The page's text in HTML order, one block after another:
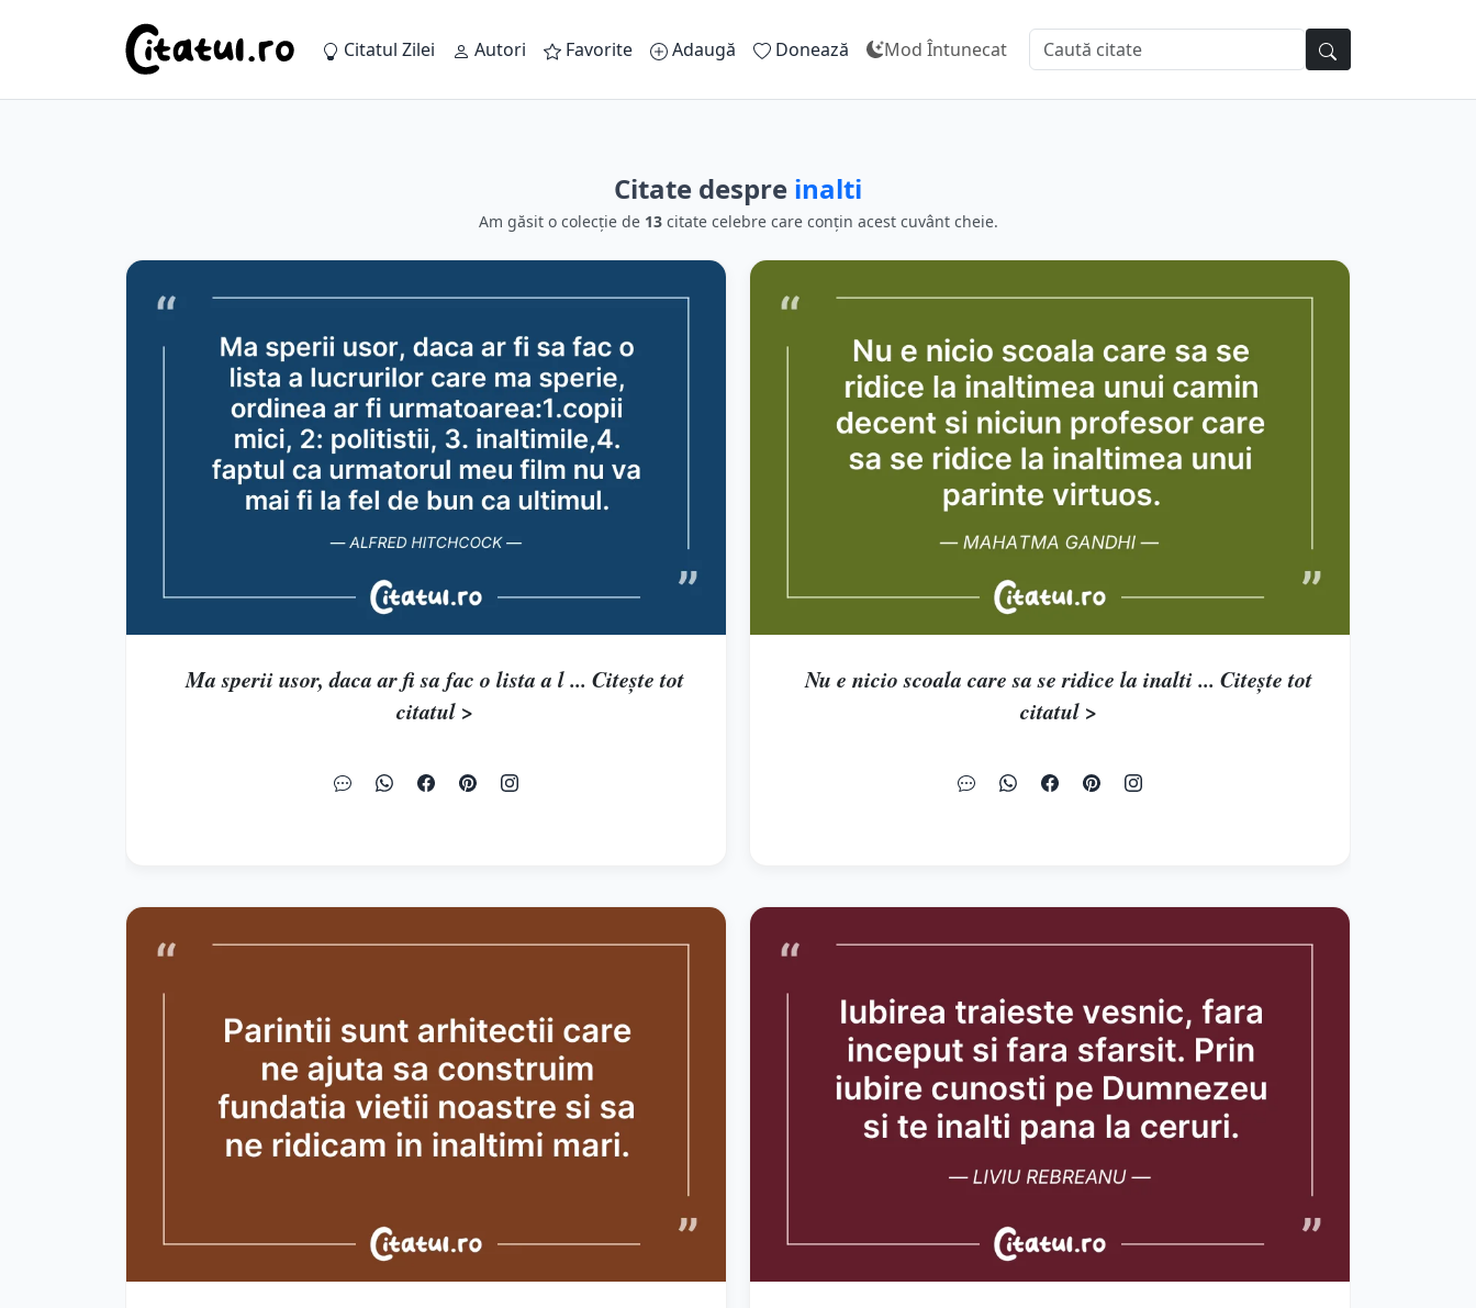
Citatul Zilei Autori Favorite Adaugă Donează Mod Întunecat
Citate despre inalti
Am găsit o colecție de 13citate celebre care conțin acest cuvânt cheie.
Ma sperii usor, daca ar fi sa fac o lista a l ... Citește tot
citatul >
Nu e nicio scoala care sa se ridice la inalti ... Citește tot
citatul >